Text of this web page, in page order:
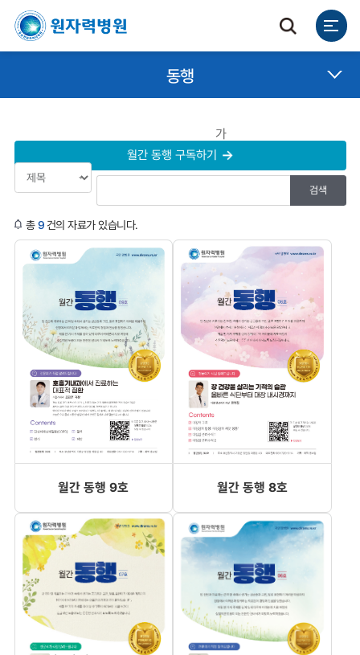
동행
가
월간 동행 구독하기
총9 건의 자료가 있습니다.
월간 동행 9호 월간 동행 8호